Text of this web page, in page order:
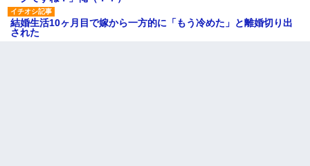
結婚生活10ヶ月目で嫁から一方的に「もう冷めた」と離婚切り出
された